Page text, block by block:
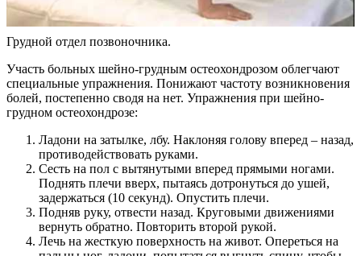
Грудной отдел позвоночника.
Участь больных шейно-грудным остеохондрозом облегчают
специальные упражнения. Понижают частоту возникновения
болей, постепенно сводя на нет. Упражнения при шейно-
грудном остеохондрозе:
Ладони на затылке, лбу. Наклоняя голову вперед – назад,
противодействовать руками.
Сесть на пол с вытянутыми вперед прямыми ногами.
Поднять плечи вверх, пытаясь дотронуться до ушей,
задержаться (10 секунд). Опустить плечи.
Подняв руку, отвести назад. Круговыми движениями
вернуть обратно. Повторить второй рукой.
Лечь на жесткую поверхность на живот. Опереться на